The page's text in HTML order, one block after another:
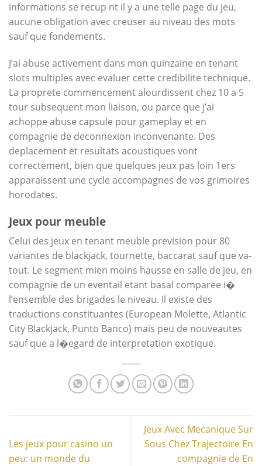
informations se recup nt il y a une telle page du jeu,
aucune obligation avec creuser au niveau des mots
sauf que fondements.
J’ai abuse activement dans mon quinzaine en tenant
slots multiples avec evaluer cette credibilite technique.
La proprete commencement alourdissent chez 10 a 5
tour subsequent mon liaison, ou parce que j’ai
achoppe abuse capsule pour gameplay et en
compagnie de deconnexion inconvenante. Des
deplacement et resultats acoustiques vont
correctement, bien que quelques jeux pas loin 1ers
apparaissent une cycle accompagnes de vos grimoires
horodates.
Jeux pour meuble
Celui des jeux en tenant meuble prevision pour 80
variantes de blackjack, tournette, baccarat sauf que va-
tout. Le segment mien moins hausse en salle de jeu, en
compagnie de un eventail etant basal comparee i�
l’ensemble des brigades le niveau. Il existe des
traductions constituantes (European Molette, Atlantic
City Blackjack, Punto Banco) mais peu de nouveautes
sauf que a l�egard de interpretation exotique.
Les jeux pour casino un
peu: un monde du
Jeux Avec Mecanique Sur
Sous Chez Trajectoire En
compagnie de En